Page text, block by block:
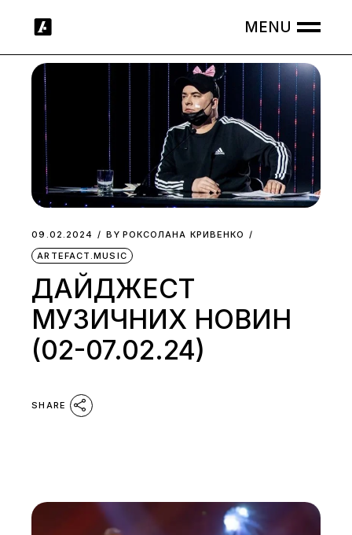
09.02.2024 BY РОКСОЛАНА КРИВЕНКО
ARTEFACT.MUSIC
ДАЙДЖЕСТ
МУЗИЧНИХ НОВИН
(02-07.02.24)
SHARE